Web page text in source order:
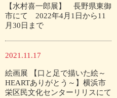
【水村喜一郎展】 長野県東御
市にて 2022年4月1日から11
月30日まで
2021.11.17
絵画展 【口と足で描いた絵～
HEARTありがとう～】横浜市
栄区民文化センターリリスにて